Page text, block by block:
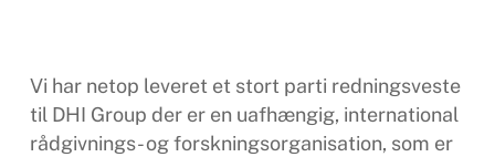
Vi har netop leveret et stort parti redningsveste
til DHI Group der er en uafhængig, international
rådgivnings- og forskningsorganisation, som er